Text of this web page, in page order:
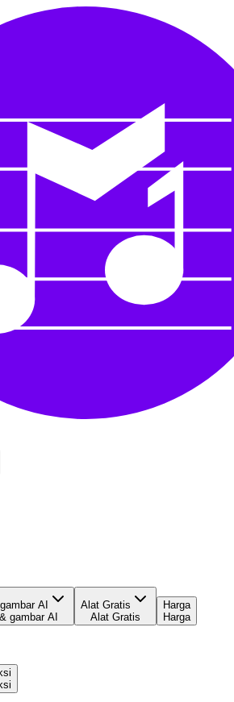
AI
gambar AI
Alat Gratis
Alat Gratis
Harga
Harga